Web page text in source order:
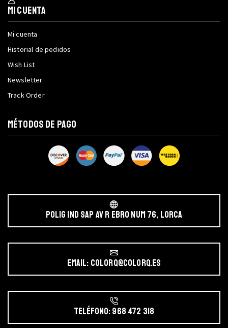
Mi cuenta
Mi cuenta
Historial de pedidos
Wish List
Newsletter
Track Order
MÉTODOS DE PAGO
POLIG IND SAP AV r EBRO NUM 76, LORCA
Email: colorq@colorq.es
Teléfono: 968 472 318